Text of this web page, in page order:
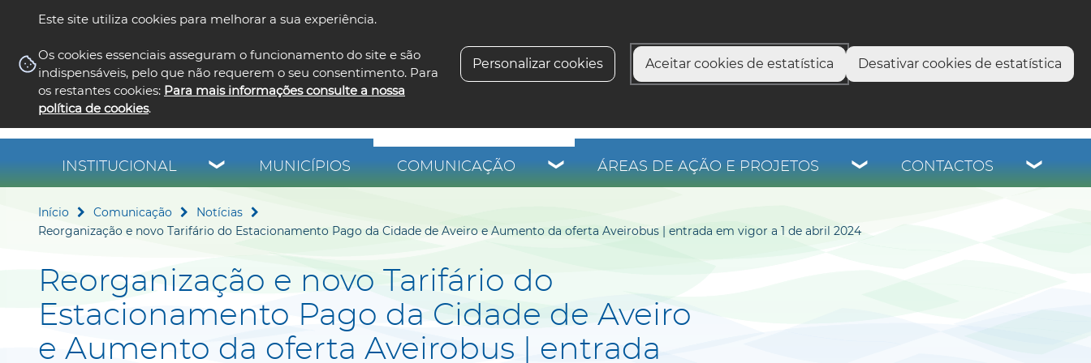
Este site utiliza cookies para melhorar a sua experiência.
Os cookies essenciais asseguram o funcionamento do site e são
indispensáveis, pelo que não requerem o seu consentimento. Para
os restantes cookies: Para mais informações consulte a nossa
política de cookies.
Personalizar cookies Aceitar cookies de estatística Desativar cookies de estatística
INSTITUCIONAL MUNICÍPIOS COMUNICAÇÃO ÁREAS DE AÇÃO E PROJETOS CONTACTOS
Início Comunicação
Notícias
Reorganização e novo Tarifário do Estacionamento Pago da Cidade de Aveiro e Aumento da oferta Aveirobus | entrada em vigor a 1 de abril 2024
Reorganização e novo Tarifário do
Estacionamento Pago da Cidade de Aveiro
e Aumento da oferta Aveirobus | entrada